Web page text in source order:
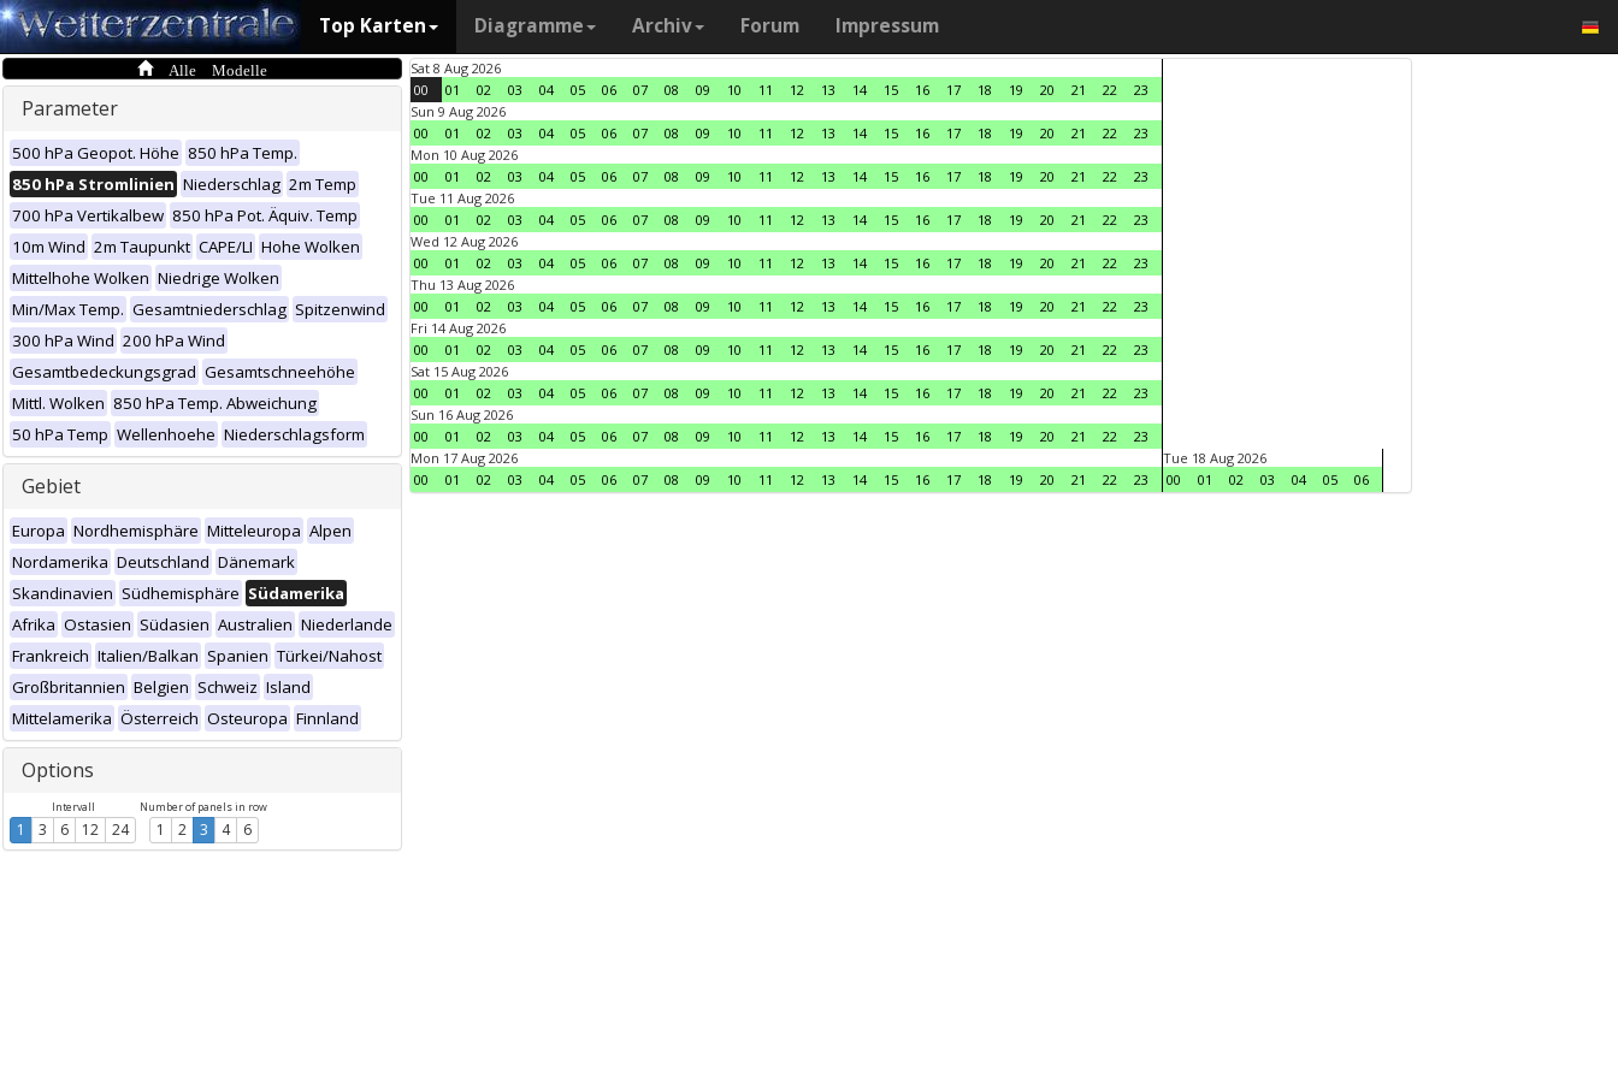
Top Karten Diagramme Archiv Forum Impressum
Alle Modelle
Parameter
500 hPa Geopot. Höhe 850 hPa Temp.
850 hPa Stromlinien Niederschlag 2m Temp
700 hPa Vertikalbew 850 hPa Pot. Äquiv. Temp
10m Wind 2m Taupunkt CAPE/LI Hohe Wolken
Mittelhohe Wolken Niedrige Wolken
Min/Max Temp. Gesamtniederschlag Spitzenwind
300 hPa Wind 200 hPa Wind
Gesamtbedeckungsgrad Gesamtschneehöhe
Mittl. Wolken 850 hPa Temp. Abweichung
50 hPa Temp Wellenhoehe Niederschlagsform
Gebiet
Europa Nordhemisphäre Mitteleuropa Alpen
Nordamerika Deutschland Dänemark
Skandinavien Südhemisphäre Südamerika
Afrika Ostasien Südasien Australien Niederlande
Frankreich Italien/Balkan Spanien Türkei/Nahost
Großbritannien Belgien Schweiz Island
Mittelamerika Österreich Osteuropa Finnland
Options
Intervall
1 3 6 12 24
Number of panels in row
1 2 3 4 6
Sat 8 Aug 2026
00
01 02 03 04 05 06 07 08 09 10 11 12 13 14 15 16 17 18 19 20 21 22
23
Sun 9 Aug 2026
00
01 02 03 04 05 06 07 08 09 10 11 12 13 14 15 16 17 18 19 20 21 22
23
Mon 10 Aug 2026
00
01 02 03 04 05 06 07 08 09 10 11 12 13 14 15 16 17 18 19 20 21 22
23
Tue 11 Aug 2026
00
01 02 03 04 05 06 07 08 09 10 11 12 13 14 15 16 17 18 19 20 21 22
23
Wed 12 Aug 2026
00
01 02 03 04 05 06 07 08 09 10 11 12 13 14 15 16 17 18 19 20 21 22
23
Thu 13 Aug 2026
00
01 02 03 04 05 06 07 08 09 10 11 12 13 14 15 16 17 18 19 20 21 22
23
Fri 14 Aug 2026
00
01 02 03 04 05 06 07 08 09 10 11 12 13 14 15 16 17 18 19 20 21 22
23
Sat 15 Aug 2026
00
01 02 03 04 05 06 07 08 09 10 11 12 13 14 15 16 17 18 19 20 21 22
23
Sun 16 Aug 2026
00
01 02 03 04 05 06 07 08 09 10 11 12 13 14 15 16 17 18 19 20 21 22
23
Mon 17 Aug 2026
00
01 02 03 04 05 06 07 08 09 10 11 12 13 14 15 16 17 18 19 20 21 22 23
Tue 18 Aug 2026
00
01 02 03 04 05 06